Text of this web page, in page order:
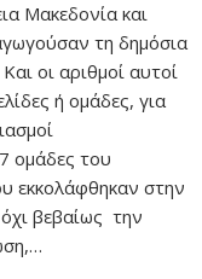
Μακεδονία και
τη δημόσια
οι αριθμοί αυτοί
ή ομάδες, για
ομάδες του
εκκολάφθηκαν στην
βεβαίως την